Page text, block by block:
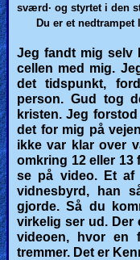
sværd· og styrtet i den
Du er et nedtrampet
Jeg fandt mig selv
cellen med mig.
det tidspunkt,
person. Gud tog
kristen. Jeg
det for mig på
ikke var klar over
omkring 12 eller 13
se på video. Et af
vidnesbyrd, han
gjorde. Så du
virkelig ser ud. Der
videoen, hvor en
tremmer. Det er